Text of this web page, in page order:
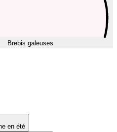
Brebis galeuses
en été